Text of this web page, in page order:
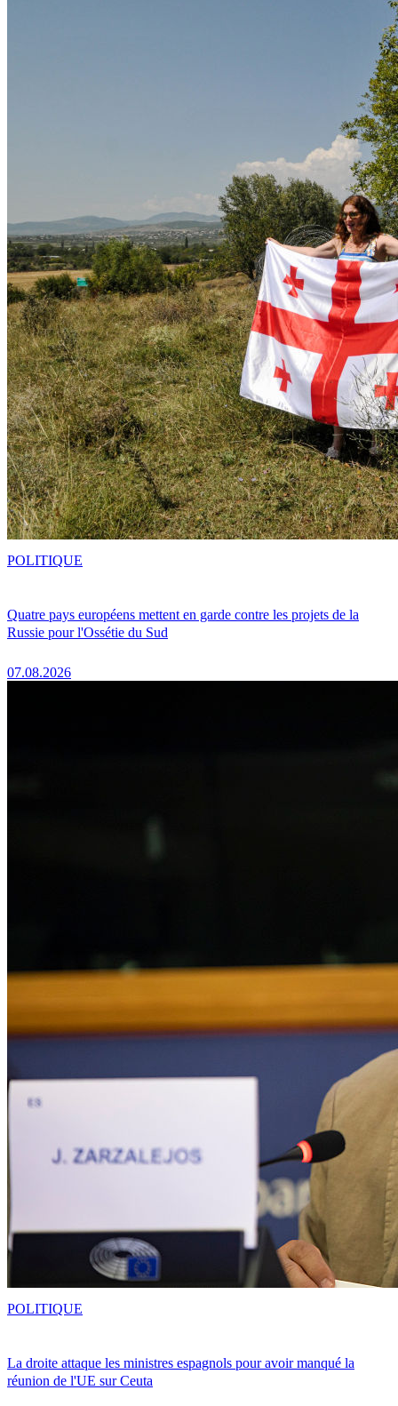
Quatre pays européens mettent en garde contre les projets de la
Russie pour l'Ossétie du Sud
07.08.2026
POLITIQUE
La droite attaque les ministres espagnols pour avoir manqué la
réunion de l'UE sur Ceuta
POLITIQUE